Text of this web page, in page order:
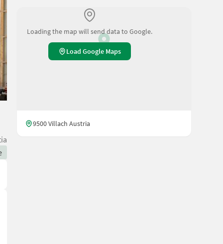
Loading the map will send data to Google.
Load Google Maps
9500 Villach Austria